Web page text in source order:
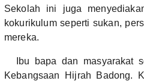
Sekolah ini juga
kokurikulum seperti sukan,
mereka.
Ibu bapa dan masyarakat
Kebangsaan Hijrah Badong.